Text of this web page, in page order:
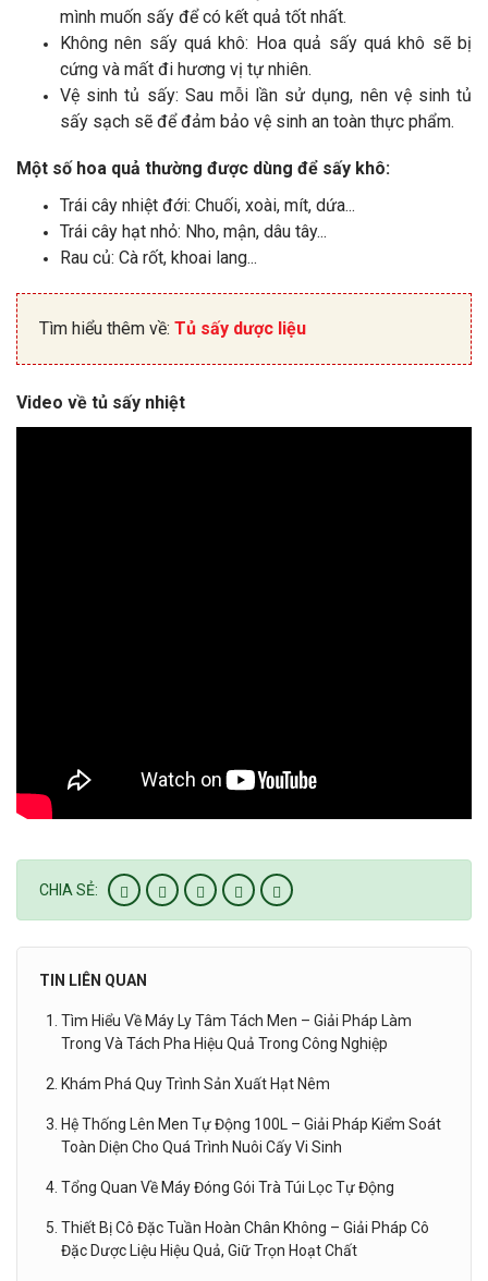
mình muốn sấy để có kết quả tốt nhất.
Không nên sấy quá khô: Hoa quả sấy quá khô sẽ bị
cứng và mất đi hương vị tự nhiên.
Vệ sinh tủ sấy: Sau mỗi lần sử dụng, nên vệ sinh tủ
sấy sạch sẽ để đảm bảo vệ sinh an toàn thực phẩm.
Một số hoa quả thường được dùng để sấy khô:
Trái cây nhiệt đới: Chuối, xoài, mít, dứa...
Trái cây hạt nhỏ: Nho, mận, dâu tây...
Rau củ: Cà rốt, khoai lang...
Tìm hiểu thêm về: Tủ sấy dược liệu
Video về tủ sấy nhiệt
CHIA SẺ:
TIN LIÊN QUAN
Tìm Hiểu Về Máy Ly Tâm Tách Men – Giải Pháp Làm
Trong Và Tách Pha Hiệu Quả Trong Công Nghiệp
Khám Phá Quy Trình Sản Xuất Hạt Nêm
Hệ Thống Lên Men Tự Động 100L – Giải Pháp Kiểm Soát
Toàn Diện Cho Quá Trình Nuôi Cấy Vi Sinh
Tổng Quan Về Máy Đóng Gói Trà Túi Lọc Tự Động
Thiết Bị Cô Đặc Tuần Hoàn Chân Không – Giải Pháp Cô
Đặc Dược Liệu Hiệu Quả, Giữ Trọn Hoạt Chất